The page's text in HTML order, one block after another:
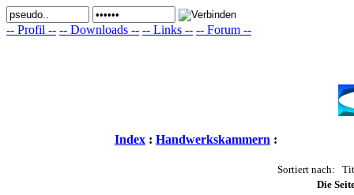
-- Profil -- -- Downloads -- -- Links -- -- Forum --
Index : Handwerkskammern :
Sortiert nach:
Die